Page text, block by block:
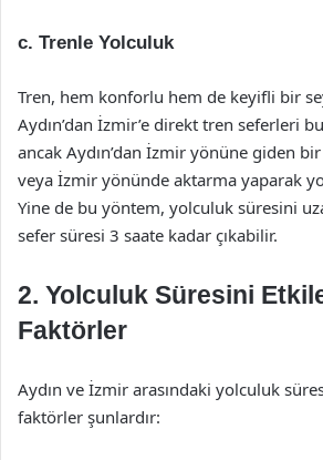
c. Trenle Yolculuk
Tren, hem konforlu hem de keyifli bir
Aydın’dan İzmir’e direkt tren seferleri
ancak Aydın’dan İzmir yönüne giden
veya İzmir yönünde aktarma yaparak
Yine de bu yöntem, yolculuk süresini
sefer süresi 3 saate kadar çıkabilir.
2. Yolculuk Süresini
Faktörler
Aydın ve İzmir arasındaki yolculuk
faktörler şunlardır: